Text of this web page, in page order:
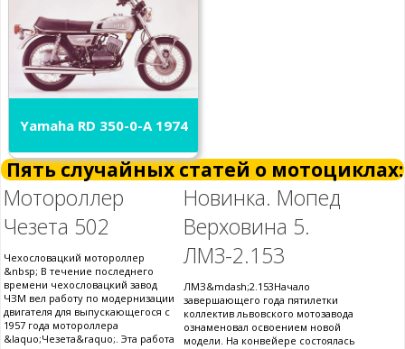
Yamaha RD 350-0-A 1974
Пять случайных статей о мотоциклах:
Мотороллер
Чезета 502
Чехословацкий мотороллер
&nbsp; В течение последнего
времени чехословацкий завод
ЧЗМ вел работу по модернизации
двигателя для выпускающегося с
1957 года мотороллера
&laquo;Чезета&raquo;. Эта работа
Новинка. Мопед
Верховина 5.
ЛМЗ-2.153
ЛМЗ&mdash;2.153Начало
завершающего года пятилетки
коллектив львовского мотозавода
ознаменовал освоением новой
модели. На конвейере состоялась